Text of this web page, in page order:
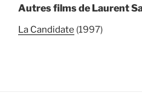
Autres films de Laurent
La Candidate (1997)